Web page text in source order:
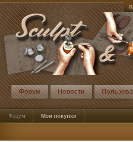
Форум Новости
Форум Мои покупки